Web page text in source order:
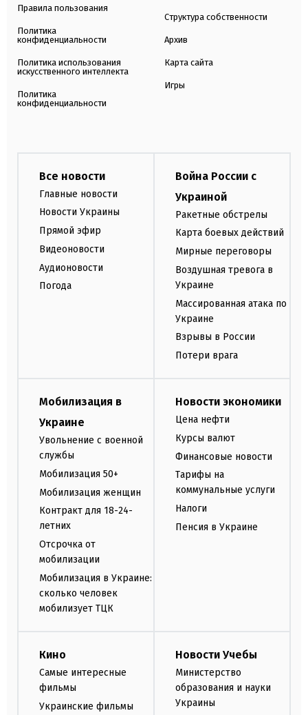
Правила пользования
Политика
конфиденциальности
Политика использования
искусственного интеллекта
Политика
конфиденциальности
Структура собственности
Архив
Карта сайта
Игры
Все новости
Главные новости
Новости Украины
Прямой эфир
Видеоновости
Аудионовости
Погода
Война России с
Украиной
Ракетные обстрелы
Карта боевых действий
Мирные переговоры
Воздушная тревога в
Украине
Массированная атака по
Украине
Взрывы в России
Потери врага
Мобилизация в
Украине
Увольнение с военной
службы
Мобилизация 50+
Мобилизация женщин
Контракт для 18-24-
летних
Отсрочка от
мобилизации
Мобилизация в Украине:
сколько человек
мобилизует ТЦК
Новости экономики
Цена нефти
Курсы валют
Финансовые новости
Тарифы на
коммунальные услуги
Налоги
Пенсия в Украине
Кино
Самые интересные
фильмы
Украинские фильмы
Новости Учебы
Министерство
образования и науки
Украины